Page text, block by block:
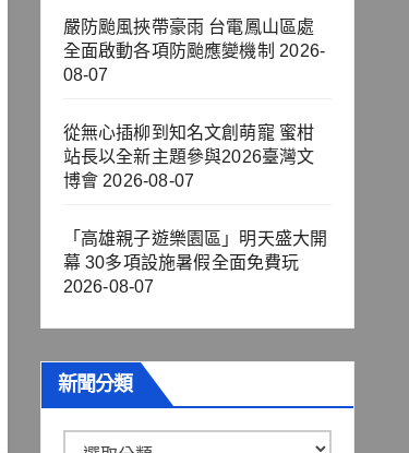
嚴防颱風挾帶豪雨 台電鳳山區處
全面啟動各項防颱應變機制 2026-
08-07
從無心插柳到知名文創萌寵 蜜柑
站長以全新主題參與2026臺灣文
博會 2026-08-07
「高雄親子遊樂園區」明天盛大開
幕 30多項設施暑假全面免費玩
2026-08-07
新聞分類